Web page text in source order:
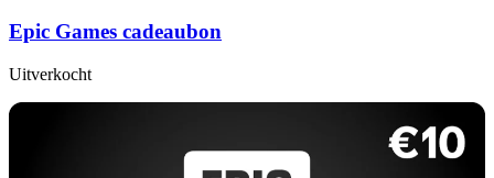
Epic Games cadeaubon
Uitverkocht